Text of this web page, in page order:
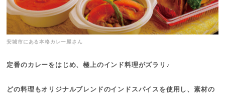
安城市にある本格カレー屋さん
定番のカレーをはじめ、極上のインド料理がズラリ♪
どの料理もオリジナルブレンドのインドスパイスを使用し、素材の